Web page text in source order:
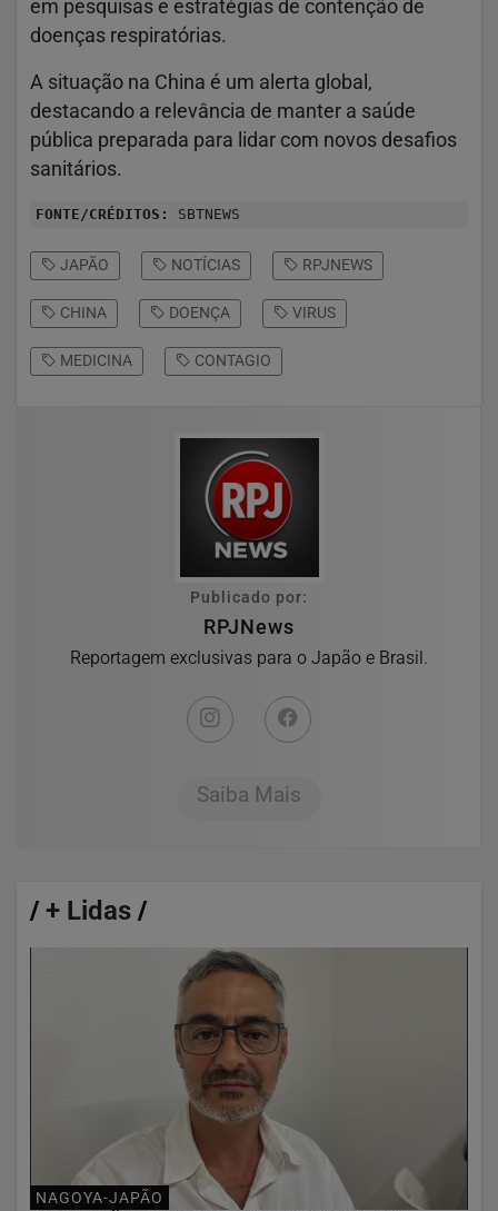
em pesquisas e estratégias de contenção de
doenças respiratórias.
A situação na China é um alerta global,
destacando a relevância de manter a saúde
pública preparada para lidar com novos desafios
sanitários.
FONTE/CRÉDITOS: SBTNEWS
JAPÃO NOTÍCIAS RPJNEWS
CHINA DOENÇA VIRUS
MEDICINA CONTAGIO
Publicado por:
RPJNews
Reportagem exclusivas para o Japão e Brasil.
Saiba Mais
/ + Lidas /
NAGOYA-JAPÃO